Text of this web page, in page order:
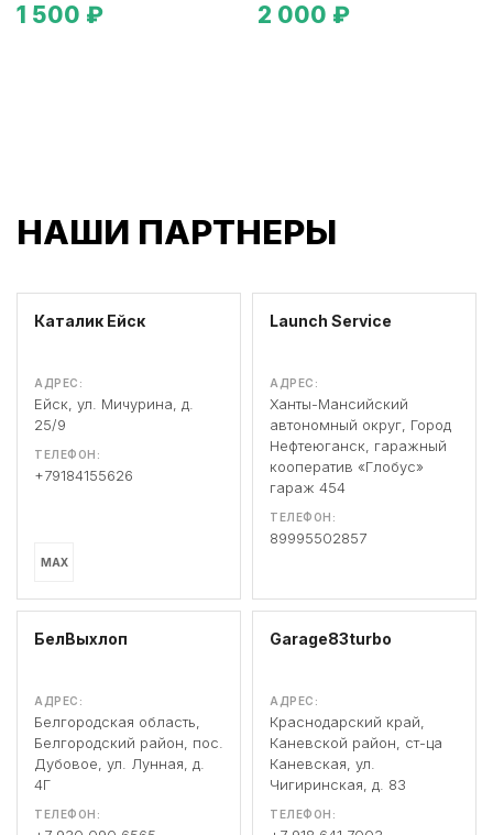
1 500 ₽ 2 000 ₽
НАШИ ПАРТНЕРЫ
Каталик Ейск
АДРЕС:
Ейск, ул. Мичурина, д.
25/9
ТЕЛЕФОН:
+79184155626
MAX
Launch Service
АДРЕС:
Ханты-Мансийский
автономный округ, Город
Нефтеюганск, гаражный
кооператив «Глобус»
гараж 454
ТЕЛЕФОН:
89995502857
БелВыхлоп
АДРЕС:
Белгородская область,
Белгородский район, пос.
Дубовое, ул. Лунная, д.
4Г
ТЕЛЕФОН:
Garage83turbo
АДРЕС:
Краснодарский край,
Каневской район, ст-ца
Каневская, ул.
Чигиринская, д. 83
ТЕЛЕФОН: